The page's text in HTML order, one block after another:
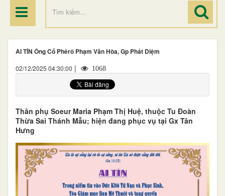
AI TÍN Ông Cố Phêrô Phạm Văn Hòa, Gp Phát Diệm
02/12/2025 04:30:00 | 1068
Thân phụ Soeur Maria Phạm Thị Huệ, thuộc Tu Đoàn
Thừa Sai Thánh Mẫu; hiện đang phục vụ tại Gx Tân
Hưng